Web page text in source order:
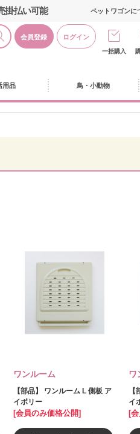
掛払い可能
会員登録 ログイン
ペットワゴンに
一括購入
用品 鳥・小動物
ワンルーム
【部品】 ワンルーム L 側板 ア
イボリー
[会員のみ価格公開]
ワ
イ
[